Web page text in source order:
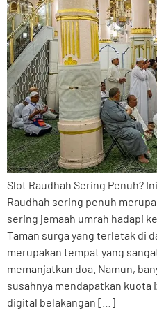
Slot Raudhah Sering Penuh?
Raudhah sering penuh
sering jemaah umrah hadapi
Taman surga yang terletak di
merupakan tempat yang
memanjatkan doa. Namun,
susahnya mendapatkan kuota
digital belakangan […]